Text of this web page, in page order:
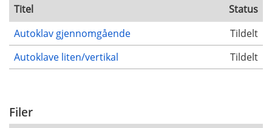
Titel
Status
Autoklav gjennomgående
Tildelt
Autoklave liten/vertikal
Tildelt
Filer